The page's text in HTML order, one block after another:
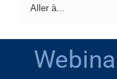
Aller à...